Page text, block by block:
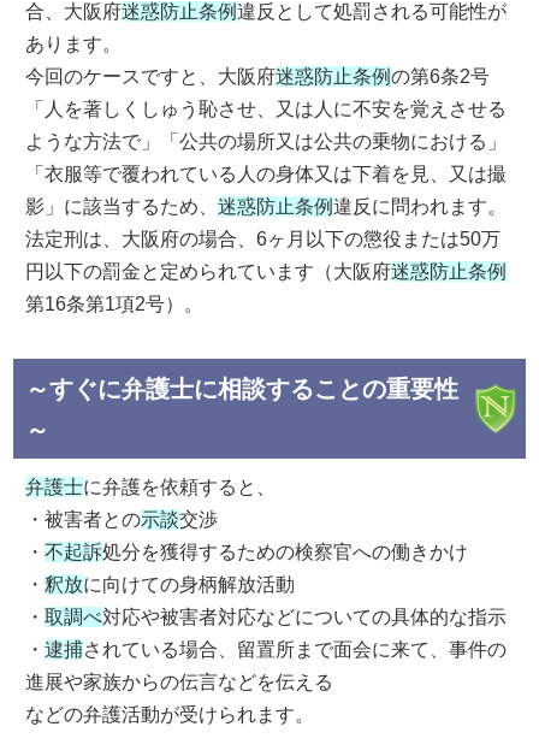
合、大阪府迷惑防止条例違反として処罰される可能性が
あります。
今回のケースですと、大阪府迷惑防止条例の第6条2号
「人を著しくしゅう恥させ、又は人に不安を覚えさせる
ような方法で」「公共の場所又は公共の乗物における」
「衣服等で覆われている人の身体又は下着を見、又は撮
影」に該当するため、迷惑防止条例違反に問われます。
法定刑は、大阪府の場合、6ヶ月以下の懲役または50万
円以下の罰金と定められています（大阪府迷惑防止条例
第16条第1項2号）。
～すぐに弁護士に相談することの重要性
～
弁護士に弁護を依頼すると、
・被害者との示談交渉
・不起訴処分を獲得するための検察官への働きかけ
・ 釈放に向けての身柄解放活動
・取調べ対応や被害者対応などについての具体的な指示
・逮捕されている場合、留置所まで面会に来て、事件の
進展や家族からの伝言などを伝える
などの弁護活動が受けられます。